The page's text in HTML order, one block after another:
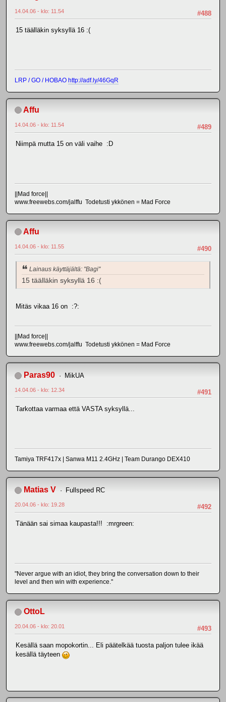
#488
14.04.06 - klo: 11.54
15 täälläkin syksyllä 16 :(
LRP / GO / HOBAO http://adf.ly/46GqR
Affu
#489
14.04.06 - klo: 11.54
Niimpä mutta 15 on väli vaihe :D
||Mad force||
www.freewebs.com/jalffu Todetusti ykkönen = Mad Force
Affu
#490
14.04.06 - klo: 11.55
Lainaus käyttäjältä: "Bagi"
15 täälläkin syksyllä 16 :(
Mitäs vikaa 16 on :?:
||Mad force||
www.freewebs.com/jalffu Todetusti ykkönen = Mad Force
Paras90 MikUA
#491
14.04.06 - klo: 12.34
Tarkottaa varmaa että VASTA syksyllä...
Tamiya TRF417x | Sanwa M11 2.4GHz | Team Durango DEX410
Matias V Fullspeed RC
#492
20.04.06 - klo: 19.28
Tänään sai simaa kaupasta!!! :mrgreen:
"Never argue with an idiot, they bring the conversation down to their
level and then win with experience."
OttoL
#493
20.04.06 - klo: 20.01
Kesällä saan mopokortin... Eli päätelkää tuosta paljon tulee ikää
kesällä täyteen